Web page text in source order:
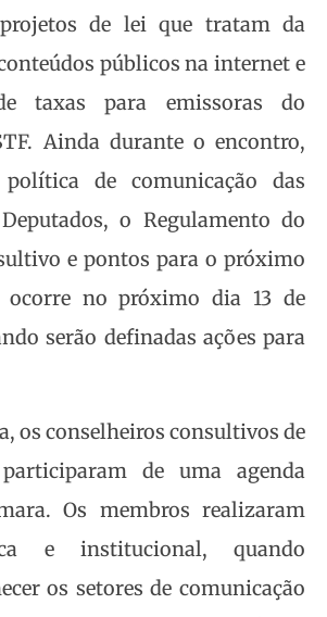
de lei que tratam da
públicos na internet e
taxas para emissoras do
Ainda durante o encontro,
de comunicação das
o Regulamento do
e pontos para o próximo
ocorre no próximo dia 13 de
serão definadas ações para
os conselheiros consultivos de
de uma agenda
Os membros realizaram
e institucional, quando
os setores de comunicação